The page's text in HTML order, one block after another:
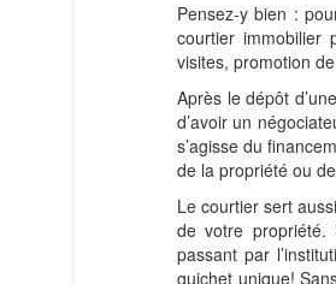
Pensez-y bien :
courtier immobilier
visites, promotion
Après le dépôt
d’avoir un
s’agisse du
de la propriété ou
Le courtier sert
de votre propriété.
passant par
guichet unique!